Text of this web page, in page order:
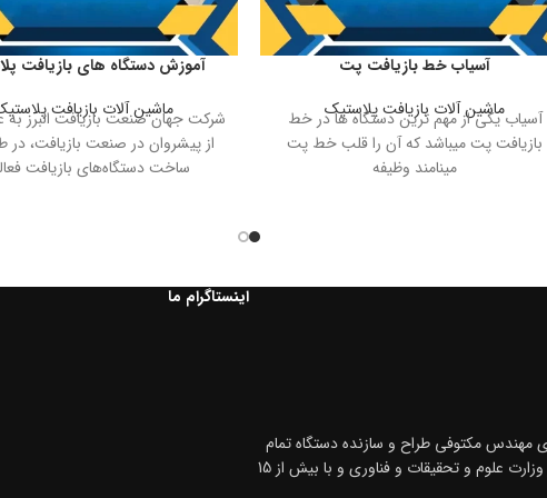
آسیاب خط بازیافت پت
ماشین آلات بازیافت پلاستیک
آسیاب یکی از مهم ترین دستگاه ها در خط
بازیافت پت میباشد که آن را قلب خط پت
مینامند وظیفه
آموزش دستگاه های بازیافت
ماشین آلات بازیافت
شرکت جهان صنعت بازیافت البرز به
از پیشروان در صنعت بازیافت، در
ساخت دستگاه‌های بازیافت
مهندس مکتوفی طراح و سازنده دستگاه تمام
اتومات هات واش پت در ایران، دارای گواهینامه ی تأییدیه از وزارت علوم و تحقیقات و فناوری و با بیش از 15
اینستاگرام ما